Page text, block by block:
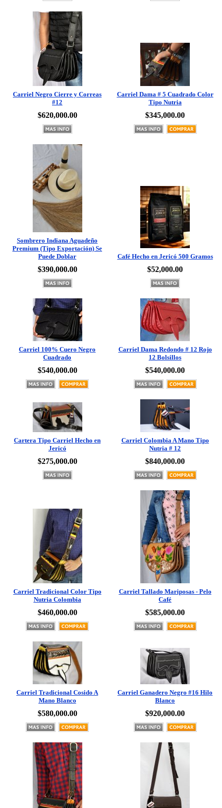
Carriel Negro Cierre y Correas
#12
$620,000.00
Carriel Dama # 5 Cuadrado Color
Tipo Nutria
$345,000.00
Sombrero Indiana Aguadeño
Premium (Tipo Exportación) Se
Puede Doblar
$390,000.00
Café Hecho en Jericó 500 Gramos
$52,000.00
Carriel 100% Cuero Negro
Cuadrado
$540,000.00
Carriel Dama Redondo # 12 Rojo
12 Bolsillos
$540,000.00
Cartera Tipo Carriel Hecho en
Jericó
$275,000.00
Carriel Colombia A Mano Tipo
Nutria # 12
$840,000.00
Carriel Tradicional Color Tipo
Nutria Colombia
$460,000.00
Carriel Tallado Mariposas - Pelo
Café
$585,000.00
Carriel Tradicional Cosido A
Mano Blanco
$580,000.00
Carriel Ganadero Negro #16 Hilo
Blanco
$920,000.00